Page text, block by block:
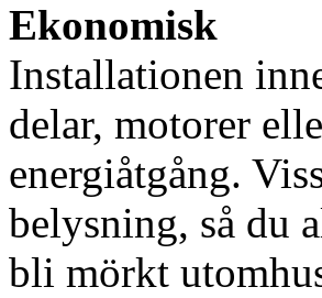
Ekonomisk
Installationen
delar, motorer
energiåtgång.
belysning, så du
bli mörkt